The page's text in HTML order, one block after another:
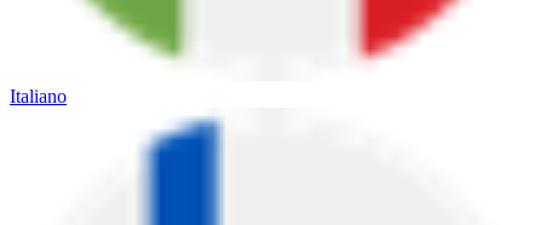
Italiano